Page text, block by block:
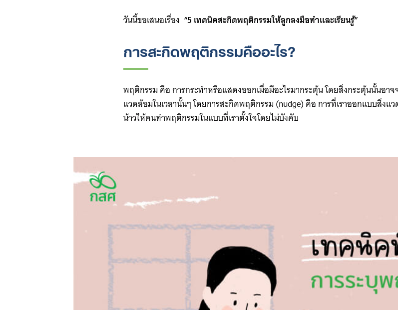
วันนี้ขอเสนอเรื่อง “5 เทคนิคสะกิดพฤติกรรมให้ลูกลงมือทำและเรียนรู้”
การสะกิดพฤติกรรมคืออะไร?
พฤติกรรม คือ การกระทำหรือแสดงออกเมื่อมีอะไรมากระตุ้น โดยสิ่งกระตุ้นนั้นอา
แวดล้อมในเวลานั้นๆ โดยการสะกิดพฤติกรรม (nudge) คือ การที่เราออกแบบสิ่งแ
น้าวให้คนทำพฤติกรรมในแบบที่เราตั้งใจโดยไม่บังคับ